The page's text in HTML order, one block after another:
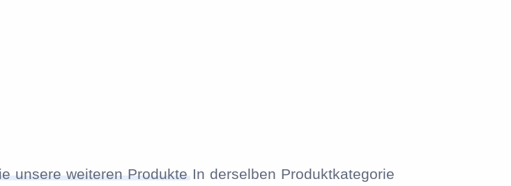
unsere weiteren ProdukteIn derselben Produktkategorie